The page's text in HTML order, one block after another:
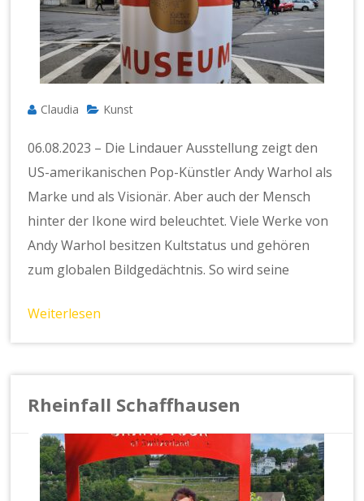
Claudia Kunst
06.08.2023 – Die Lindauer Ausstellung zeigt den
US-amerikanischen Pop-Künstler Andy Warhol als
Marke und als Visionär. Aber auch der Mensch
hinter der Ikone wird beleuchtet. Viele Werke von
Andy Warhol besitzen Kultstatus und gehören
zum globalen Bildgedächtnis. So wird seine
Weiterlesen
Rheinfall Schaffhausen